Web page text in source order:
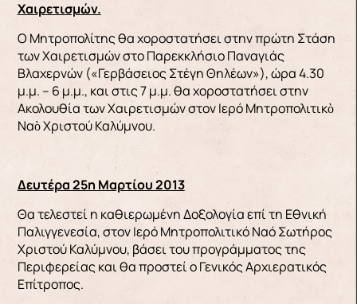
Χαιρετισμών.
Ο Μητροπολίτης θα χοροστατήσει στην πρώτη Στάση
των Χαιρετισμών στο Παρεκκλήσιο Παναγιάς
Βλαχερνών («Γερβάσειος Στέγη Θηλέων»), ώρα 4.30
μ.μ. – 6 μ.μ., και στις 7 μ.μ. θα χοροστατήσει στην
Ακολουθία των Χαιρετισμών στον Ιερό Μητροπολιτικὸ
Ναὸ Χριστού Καλύμνου.
Δευτέρα 25η Μαρτίου 2013
Θα τελεστεί η καθιερωμένη Δοξολογία επί τη Εθνική
Παλιγγενεσία, στον Ιερό Μητροπολιτικό Ναό Σωτήρος
Χριστού Καλύμνου, βάσει του προγράμματος της
Περιφερείας και θα προστεί ο Γενικός Αρχιερατικός
Επίτροπος.